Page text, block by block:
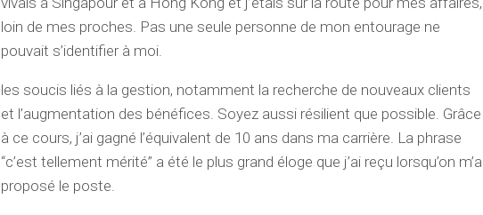
loin de mes proches. Pas une seule personne de mon entourage ne
pouvait s’identifier à moi.
les soucis liés à la gestion, notamment la recherche de nouveaux clients
et l’augmentation des bénéfices. Soyez aussi résilient que possible. Grâce
à ce cours, j’ai gagné l’équivalent de 10 ans dans ma carrière. La phrase
“c’est tellement mérité” a été le plus grand éloge que j’ai reçu lorsqu’on m’a
proposé le poste.